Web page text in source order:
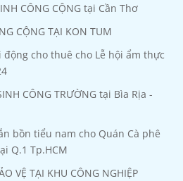
CÔNG CỘNG tại Cần Thơ
CỘNG TẠI KON TUM
cho thuê cho Lễ hội ẩm thực
CÔNG TRƯỜNG tại Bìa Rịa -
bồn tiểu nam cho Quán Cà phê
Q.1 Tp.HCM
VỆ TẠI KHU CÔNG NGHIỆP